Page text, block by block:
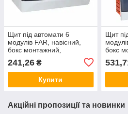
Щит під автомати 6
модулів FAR, навісний,
бокс монтажний,
настінний ФАР F86
241,26 ₴
Купити
Щит
бокс
ФАР
Акційні пропозиції та новинки